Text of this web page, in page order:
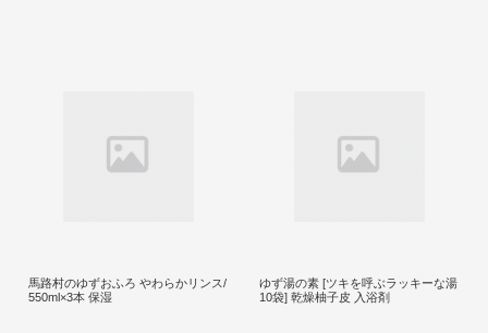
馬路村のゆずおふろ やわらかリンス/
550ml×3本 保湿
ゆず湯の素 [ツキを呼ぶラッキーな湯
10袋] 乾燥柚子皮 入浴剤